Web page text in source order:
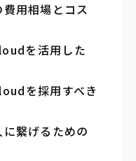
費用相場とコス
を活用した
を採用すべき
繋げるための